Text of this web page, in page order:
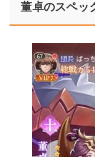
董卓のスペッ